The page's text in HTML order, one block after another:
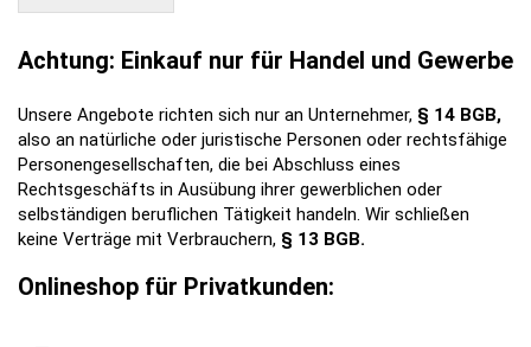
Achtung: Einkauf nur für Handel und Gewerbe
Unsere Angebote richten sich nur an Unternehmer, § 14 BGB,
also an natürliche oder juristische Personen oder rechtsfähige
Personengesellschaften, die bei Abschluss eines
Rechtsgeschäfts in Ausübung ihrer gewerblichen oder
selbständigen beruflichen Tätigkeit handeln. Wir schließen
keine Verträge mit Verbrauchern, § 13 BGB.
Onlineshop für Privatkunden: